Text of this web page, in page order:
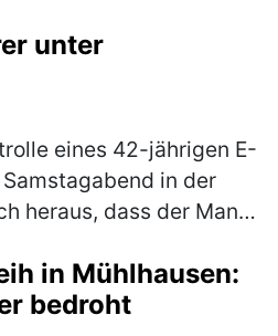
(mehr)
unter
eines 42-jährigen E-
in der
heraus, dass der Mann
wurde…(mehr)
in Mühlhausen:
bedroht